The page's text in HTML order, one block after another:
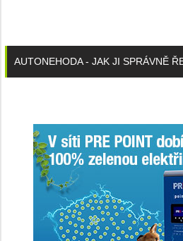
AUTONEHODA - JAK JI SPRÁVNĚ